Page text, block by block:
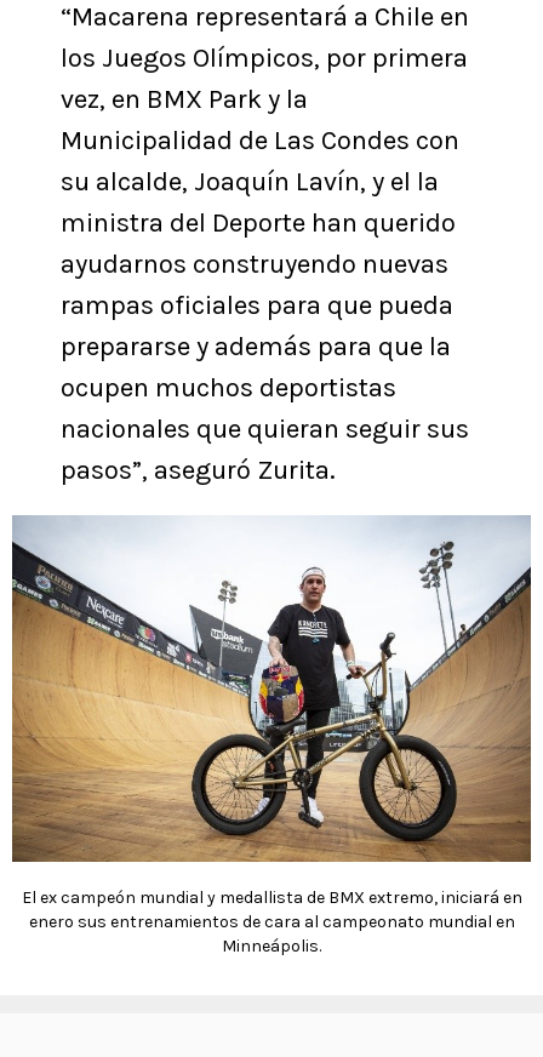
“Macarena representará a Chile en
los Juegos Olímpicos, por primera
vez, en BMX Park y la
Municipalidad de Las Condes con
su alcalde, Joaquín Lavín, y el la
ministra del Deporte han querido
ayudarnos construyendo nuevas
rampas oficiales para que pueda
prepararse y además para que la
ocupen muchos deportistas
nacionales que quieran seguir sus
pasos”, aseguró Zurita.
El ex campeón mundial y medallista de BMX extremo, iniciará en
enero sus entrenamientos de cara al campeonato mundial en
Minneápolis.